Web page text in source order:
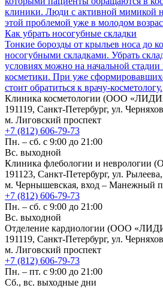
клиники. Люди с активной мимикой
этой проблемой уже в молодом
Как убрать носогубные складки
Тонкие борозды от крыльев носа до
носогубными складками. Убрать
условиях можно на начальной
косметики. При уже
стоит обратиться к врачу-косметологу.
Клиника косметологии (ООО
191119, Санкт-Петербург, ул.
м. Лиговский проспект
+7 (812) 606-79-73
Пн. – сб. с 9:00 до 21:00
Вс. выходной
Клиника флебологии и
191123, Санкт-Петербург, ул.
м. Чернышевская, вход – Манежный
+7 (812) 606-79-73
Пн. – сб. с 9:00 до 21:00
Вс. выходной
Отделение кардиологии (ООО
191119, Санкт-Петербург, ул.
м. Лиговский проспект
+7 (812) 606-79-73
Пн. – пт. с 9:00 до 21:00
Сб., вс. выходные дни